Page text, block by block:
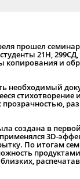
прошел
21Н,
копирования и
необходимый
создана в
3D-
По итогам